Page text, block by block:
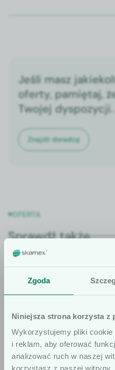
Zgoda
Niniejsza strona korzysta z
Wykorzystujemy pliki
i reklam, aby oferować
analizować ruch w naszej
Jeśli masz
oferty, pamiętaj,
Twojej dyspozycji.
Znajdź doradcę
OFERTA
Sprawdź także